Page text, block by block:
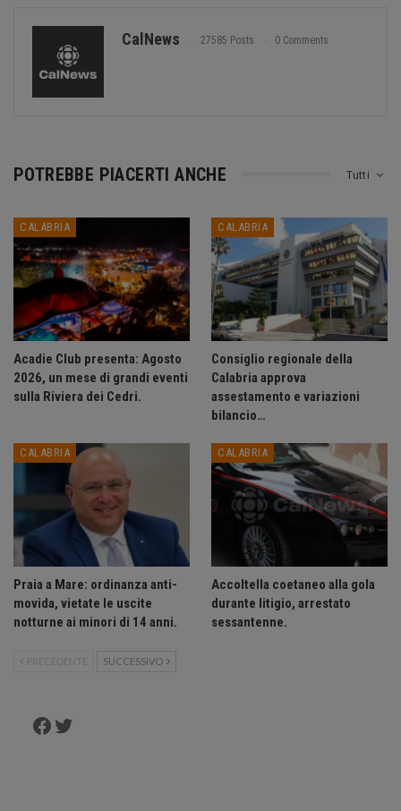
CalNews 27585 Posts 0 Comments
Tutti
POTREBBE PIACERTI ANCHE
CALABRIA
Acadie Club presenta: Agosto
2026, un mese di grandi eventi
sulla Riviera dei Cedri.
CALABRIA
Consiglio regionale della
Calabria approva
assestamento e variazioni
bilancio…
CALABRIA
Praia a Mare: ordinanza anti-
movida, vietate le uscite
notturne ai minori di 14 anni.
CALABRIA
Accoltella coetaneo alla gola
durante litigio, arrestato
sessantenne.
PRECEDENTE SUCCESSIVO
Facebook
Twitter